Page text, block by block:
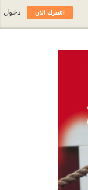
اشترك الآن دخول